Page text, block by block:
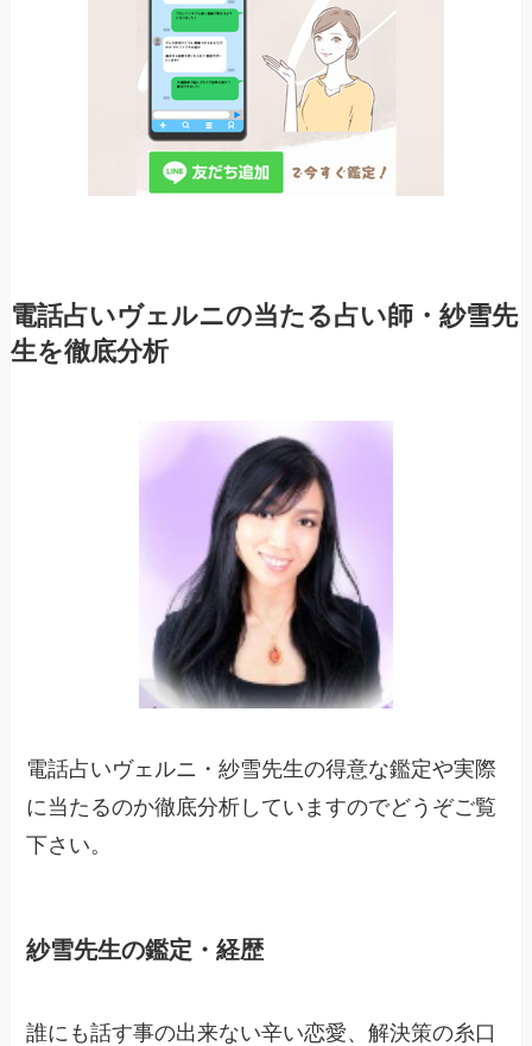
電話占いヴェルニの当たる占い師・紗雪先
生を徹底分析
電話占いヴェルニ・紗雪先生の得意な鑑定や実際
に当たるのか徹底分析していますのでどうぞご覧
下さい。
紗雪先生の鑑定・経歴
誰にも話す事の出来ない辛い恋愛、解決策の糸口